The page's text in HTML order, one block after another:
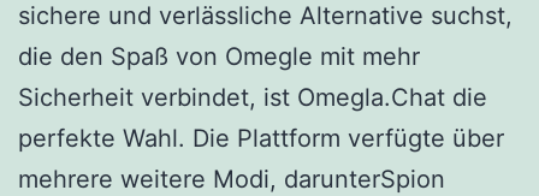
sichere und verlässliche Alternative suchst,
die den Spaß von Omegle mit mehr
Sicherheit verbindet, ist Omegla.Chat die
perfekte Wahl. Die Plattform verfügte über
mehrere weitere Modi, darunterSpion